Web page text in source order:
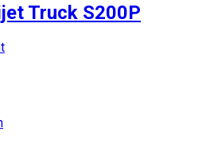
Truck S200P